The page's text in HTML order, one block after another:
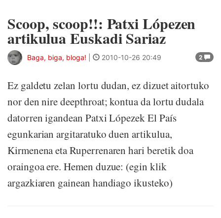
Scoop, scoop!!: Patxi Lópezen
artikulua Euskadi Sariaz
2
Baga, biga, bloga! 2010-10-26 20:49
Ez galdetu zelan lortu dudan, ez dizuet aitortuko
nor den nire deepthroat; kontua da lortu dudala
datorren igandean Patxi Lópezek El País
egunkarian argitaratuko duen artikulua,
Kirmenena eta Ruperrenaren hari beretik doa
oraingoa ere. Hemen duzue: (egin klik
argazkiaren gainean handiago ikusteko)